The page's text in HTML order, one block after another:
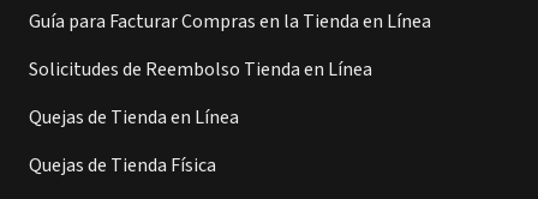
Guía para Facturar Compras en la Tienda en Línea
Solicitudes de Reembolso Tienda en Línea
Quejas de Tienda en Línea
Quejas de Tienda Física